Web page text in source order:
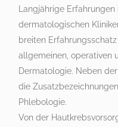
Langjährige
dermatologischen
breiten
allgemeinen, operativen
Dermatologie. Neben
die
Phlebologie.
Von der